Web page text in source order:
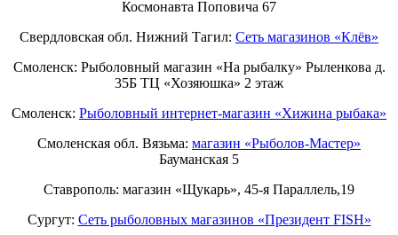
Космонавта Поповича 67
Свердловская обл. Нижний Тагил: Cеть магазинов «Клёв»
Смоленск: Рыболовный магазин «На рыбалку» Рыленкова д.
35Б ТЦ «Хозяюшка» 2 этаж
Смоленск: Рыболовный интернет-магазин «Хижина рыбака»
Смоленская обл. Вязьма: магазин «Рыболов-Мастер»
Бауманская 5
Ставрополь: магазин «Щукарь», 45-я Параллель,19
Сургут: Сеть рыболовных магазинов «Президент FISH»